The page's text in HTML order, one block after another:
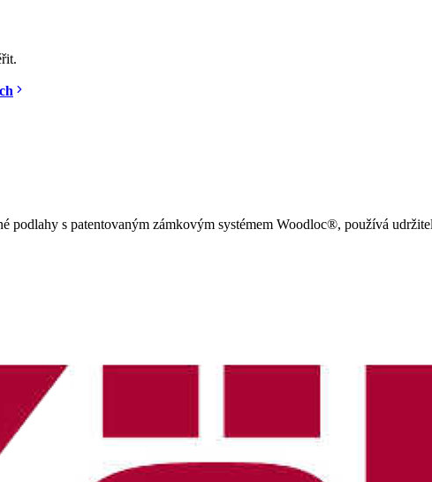
podlahy s patentovaným zámkovým systémem Woodloc®, používá